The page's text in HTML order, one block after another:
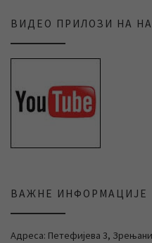
ВИДЕО ПРИЛОЗИ НА
ВАЖНЕ ИНФОРМАЦИЈЕ
Адреса: Петефијева 3,